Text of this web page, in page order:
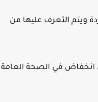
ويتم التعرف عليها من
انخفاض في الصحة العامة